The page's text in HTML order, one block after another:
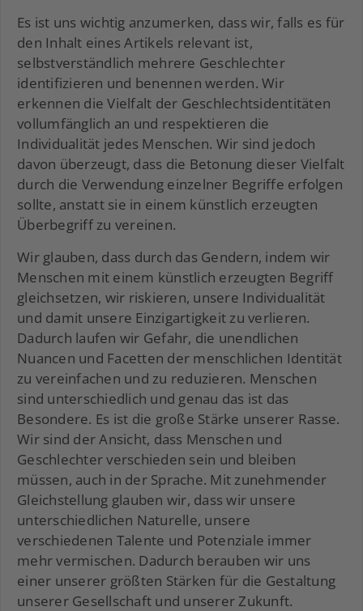
Es ist uns wichtig anzumerken, dass wir, falls es für
den Inhalt eines Artikels relevant ist,
selbstverständlich mehrere Geschlechter
identifizieren und benennen werden. Wir
erkennen die Vielfalt der Geschlechtsidentitäten
vollumfänglich an und respektieren die
Individualität jedes Menschen. Wir sind jedoch
davon überzeugt, dass die Betonung dieser Vielfalt
durch die Verwendung einzelner Begriffe erfolgen
sollte, anstatt sie in einem künstlich erzeugten
Überbegriff zu vereinen.
Wir glauben, dass durch das Gendern, indem wir
Menschen mit einem künstlich erzeugten Begriff
gleichsetzen, wir riskieren, unsere Individualität
und damit unsere Einzigartigkeit zu verlieren.
Dadurch laufen wir Gefahr, die unendlichen
Nuancen und Facetten der menschlichen Identität
zu vereinfachen und zu reduzieren. Menschen
sind unterschiedlich und genau das ist das
Besondere. Es ist die große Stärke unserer Rasse.
Wir sind der Ansicht, dass Menschen und
Geschlechter verschieden sein und bleiben
müssen, auch in der Sprache. Mit zunehmender
Gleichstellung glauben wir, dass wir unsere
unterschiedlichen Naturelle, unsere
verschiedenen Talente und Potenziale immer
mehr vermischen. Dadurch berauben wir uns
einer unserer größten Stärken für die Gestaltung
unserer Gesellschaft und unserer Zukunft.